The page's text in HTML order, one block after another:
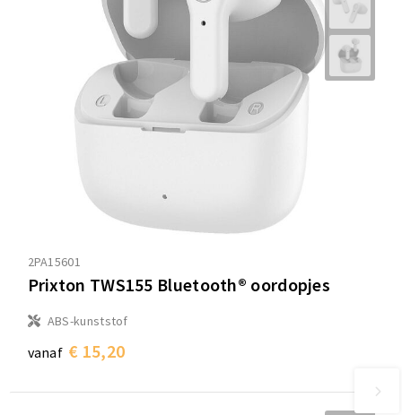
2PA15601
Prixton TWS155 Bluetooth® oordopjes
ABS-kunststof
vanaf € 15,20